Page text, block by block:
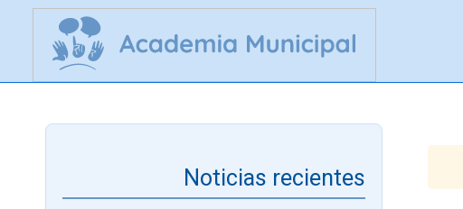
Noticias recientes